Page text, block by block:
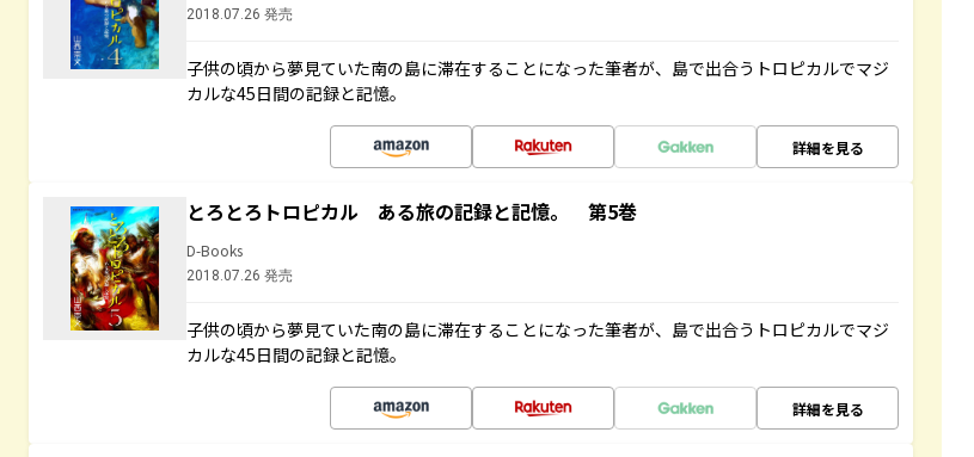
2018.07.26 発売
子供の頃から夢見ていた南の島に滞在することになった筆者が、島で出合うトロピカルでマジ
カルな45日間の記録と記憶。
詳細を見る
とろとろトロピカル ある旅の記録と記憶。 第5巻
D-Books
2018.07.26 発売
子供の頃から夢見ていた南の島に滞在することになった筆者が、島で出合うトロピカルでマジ
カルな45日間の記録と記憶。
詳細を見る